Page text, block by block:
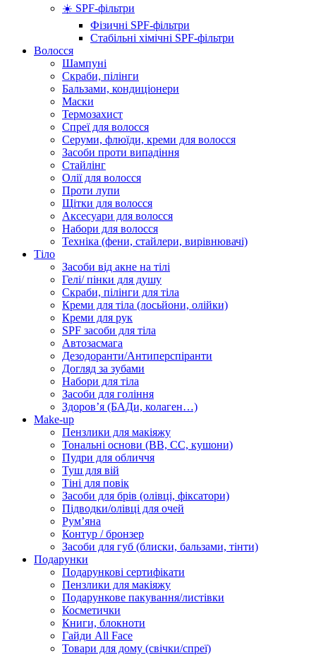
☀️ SPF-фільтри
Фізичні SPF-фільтри
Стабільні хімічні SPF-фільтри
Волосся
Шампуні
Скраби, пілінги
Бальзами, кондиціонери
Маски
Термозахист
Спреї для волосся
Серуми, флюїди, креми для волосся
Засоби проти випадіння
Стайлінг
Олії для волосся
Проти лупи
Щітки для волосся
Аксесуари для волосся
Набори для волосся
Техніка (фени, стайлери, вирівнювачі)
Тіло
Засоби від акне на тілі
Гелі/ пінки для душу
Скраби, пілінги для тіла
Креми для тіла (лосьйони, олійки)
Креми для рук
SPF засоби для тіла
Автозасмага
Дезодоранти/Антиперспіранти
Догляд за зубами
Набори для тіла
Засоби для гоління
Здоровʼя (БАДи, колаген…)
Make-up
Пензлики для макіяжу
Тональні основи (BB, CC, кушони)
Пудри для обличчя
Туш для вій
Тіні для повік
Засоби для брів (олівці, фіксатори)
Підводки/олівці для очей
Румʼяна
Контур / бронзер
Засоби для губ (блиски, бальзами, тінти)
Подарунки
Подарункові сертифікати
Пензлики для макіяжу
Подарункове пакування/листівки
Косметички
Книги, блокноти
Гайди All Face
Товари для дому (свічки/спреї)